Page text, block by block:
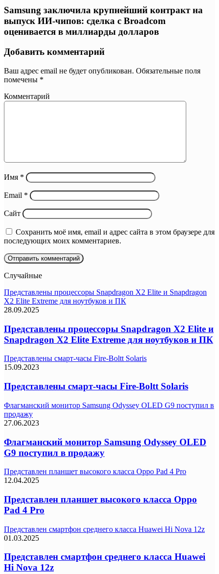
Samsung заключила крупнейший контракт на
выпуск ИИ-чипов: сделка с Broadcom
оценивается в миллиарды долларов
Добавить комментарий
Ваш адрес email не будет опубликован. Обязательные поля
помечены *
Комментарий
Имя *
Email *
Сайт
Сохранить моё имя, email и адрес сайта в этом браузере для
последующих моих комментариев.
Случайные
Представлены процессоры Snapdragon X2 Elite и Snapdragon
X2 Elite Extreme для ноутбуков и ПК
28.09.2025
Представлены процессоры Snapdragon X2 Elite и
Snapdragon X2 Elite Extreme для ноутбуков и ПК
Представлены смарт-часы Fire-Boltt Solaris
15.09.2023
Представлены смарт-часы Fire-Boltt Solaris
Флагманский монитор Samsung Odyssey OLED G9 поступил в
продажу
27.06.2023
Флагманский монитор Samsung Odyssey OLED
G9 поступил в продажу
Представлен планшет высокого класса Oppo Pad 4 Pro
12.04.2025
Представлен планшет высокого класса Oppo
Pad 4 Pro
Представлен смартфон среднего класса Huawei Hi Nova 12z
01.03.2025
Представлен смартфон среднего класса Huawei
Hi Nova 12z